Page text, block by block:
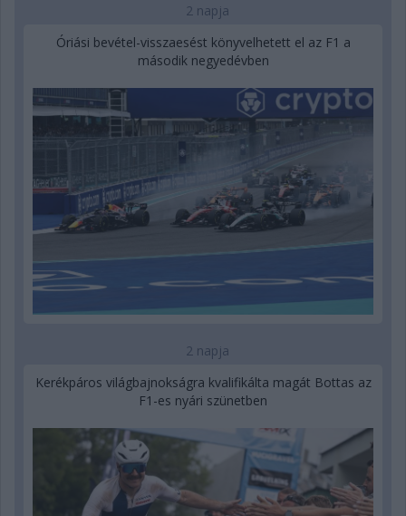
2 napja
Óriási bevétel-visszaesést könyvelhetett el az F1 a
második negyedévben
2 napja
Kerékpáros világbajnokságra kvalifikálta magát Bottas az
F1-es nyári szünetben